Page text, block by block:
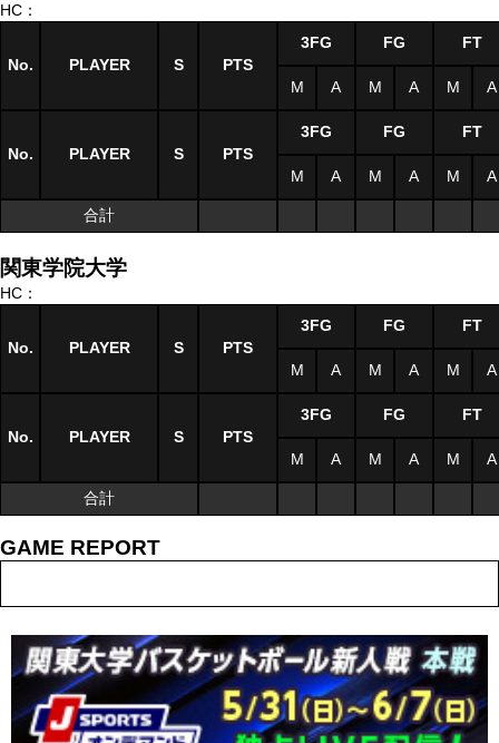
HC：
No. PLAYER S PTS
3FG FG FT
M A M A M A
No. PLAYER S PTS
3FG FG FT
M A M A M A
合計
関東学院大学
HC：
No. PLAYER S PTS
3FG FG FT
M A M A M A
No. PLAYER S PTS
3FG FG FT
M A M A M A
合計
GAME REPORT